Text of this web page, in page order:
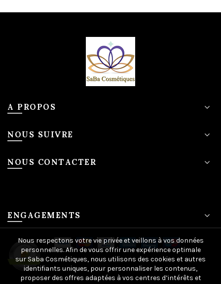
A PROPOS
NOUS SUIVRE
NOUS CONTACTER
ENGAGEMENTS
Nous respectons votre vie privée et veillons à vos données
personnelles. Afin de vous offrir une expérience optimale
sur Saba Cosmétiques, nous utilisons des cookies et autres
identifiants uniques, pour personnaliser les contenus,
proposer des offres adaptées à vos centres d’intérêts et